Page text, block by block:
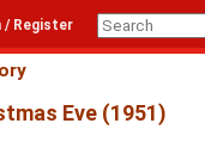
/ Register
Eve (1951)